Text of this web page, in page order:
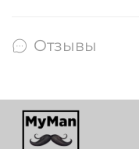
Отзывы